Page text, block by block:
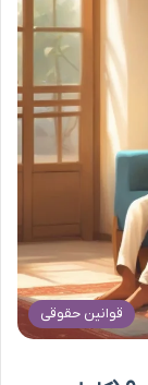
قوانین حقوقی